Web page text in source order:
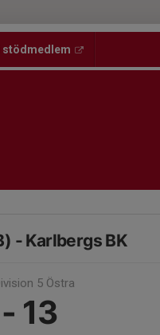
stödmedlem
- Karlbergs BK
5 Östra
13